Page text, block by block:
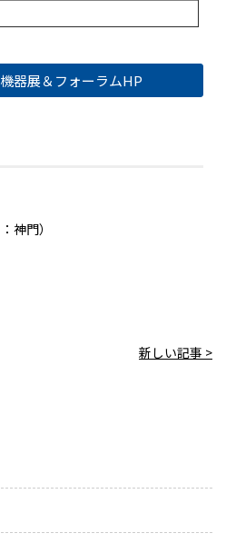
器展＆フォーラムHP
神門）
新しい記事 >